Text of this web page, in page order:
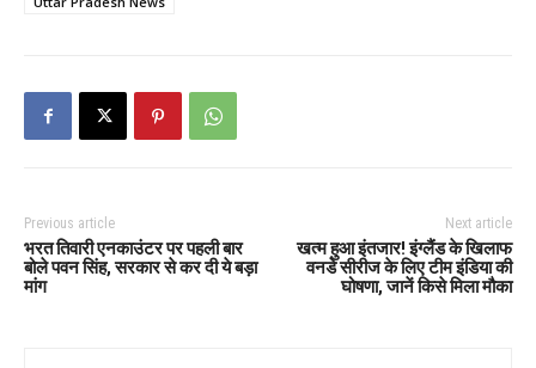
Previous article
भरत तिवारी एनकाउंटर पर पहली बार
बोले पवन सिंह, सरकार से कर दी ये बड़ा
मांग
Next article
खत्म हुआ इंतजार! इंग्लैंड के खिलाफ
वनडे सीरीज के लिए टीम इंडिया की
घोषणा, जानें किसे मिला मौका